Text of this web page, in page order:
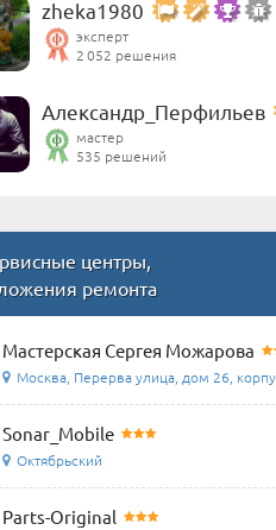
zheka1980
эксперт
2 052 решения
Александр_Перфильев
мастер
535 решений
центры,
ремонта
Мастерская Сергея Можарова
Москва, Перерва улица, дом 26, корпус 1, домофон
Sonar_Mobile
Октябрьский
Parts-Original